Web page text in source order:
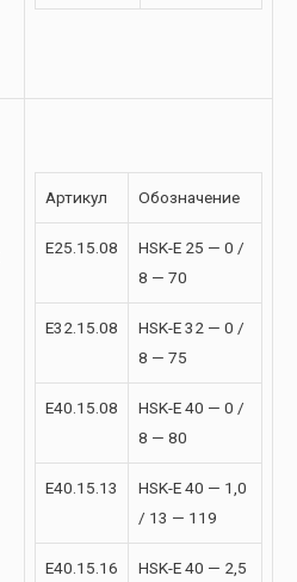
Артикул Обозначение
E25.15.08
HSK-E 25 — 0 /
8 — 70
E32.15.08
HSK-E 32 — 0 /
8 — 75
E40.15.08
HSK-E 40 — 0 /
8 — 80
E40.15.13
HSK-E 40 — 1,0
/ 13 — 119
E40.15.16
HSK-E 40 — 2,5